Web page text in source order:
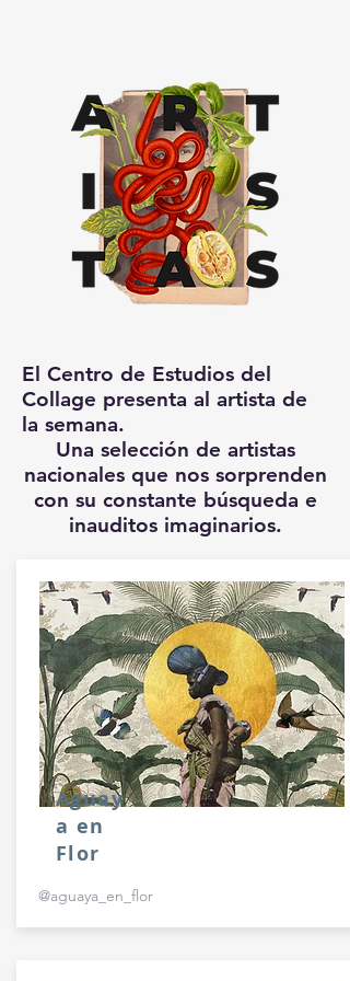
El Centro de Estudios del
Collage presenta al artista de
la semana.
Una selección de artistas
nacionales que nos sorprenden
con su constante búsqueda e
inauditos imaginarios.
Aguay
a en
Flor
@aguaya_en_flor